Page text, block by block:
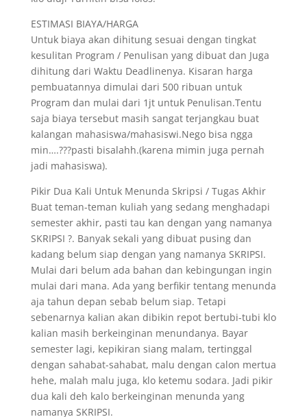
ESTIMASI BIAYA/HARGA
Untuk biaya akan dihitung sesuai dengan tingkat
kesulitan Program / Penulisan yang dibuat dan Juga
dihitung dari Waktu Deadlinenya. Kisaran harga
pembuatannya dimulai dari 500 ribuan untuk
Program dan mulai dari 1jt untuk Penulisan.Tentu
saja biaya tersebut masih sangat terjangkau buat
kalangan mahasiswa/mahasiswi.Nego bisa ngga
min….???pasti bisalahh.(karena mimin juga pernah
jadi mahasiswa).
Pikir Dua Kali Untuk Menunda Skripsi / Tugas Akhir
Buat teman-teman kuliah yang sedang menghadapi
semester akhir, pasti tau kan dengan yang namanya
SKRIPSI ?. Banyak sekali yang dibuat pusing dan
kadang belum siap dengan yang namanya SKRIPSI.
Mulai dari belum ada bahan dan kebingungan ingin
mulai dari mana. Ada yang berfikir tentang menunda
aja tahun depan sebab belum siap. Tetapi
sebenarnya kalian akan dibikin repot bertubi-tubi klo
kalian masih berkeinginan menundanya. Bayar
semester lagi, kepikiran siang malam, tertinggal
dengan sahabat-sahabat, malu dengan calon mertua
hehe, malah malu juga, klo ketemu sodara. Jadi pikir
dua kali deh kalo berkeinginan menunda yang
namanya SKRIPSI.